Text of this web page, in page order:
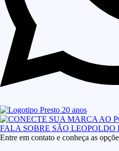
Entre em contato e conheça as